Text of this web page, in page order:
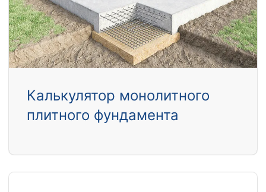
Калькулятор монолитного
плитного фундамента